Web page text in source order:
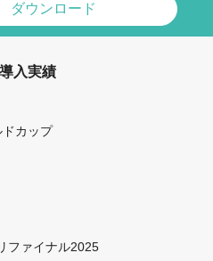
ダウンロード
入実績
カップ
ファイナル2025